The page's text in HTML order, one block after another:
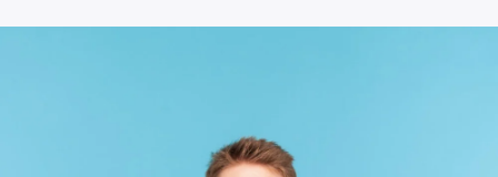
Znanje